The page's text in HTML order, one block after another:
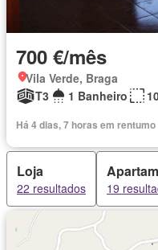
700 €/mês
Vila Verde, Braga
T3
1 Banheiro
Há 4 dias, 7 horas em rentumo
Loja
22 resultados 19